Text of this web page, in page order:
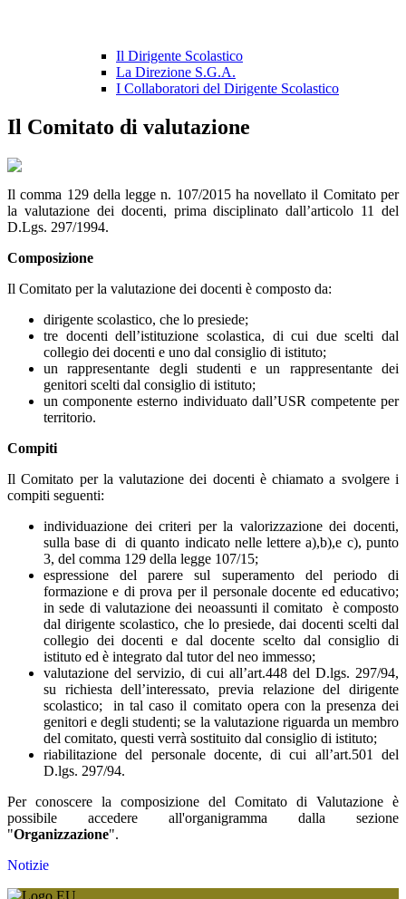
Il Dirigente Scolastico
La Direzione S.G.A.
I Collaboratori del Dirigente Scolastico
Il Comitato di valutazione
Il comma 129 della legge n. 107/2015 ha novellato il Comitato per
la valutazione dei docenti, prima disciplinato dall’articolo 11 del
D.Lgs. 297/1994.
Composizione
Il Comitato per la valutazione dei docenti è composto da:
dirigente scolastico, che lo presiede;
tre docenti dell’istituzione scolastica, di cui due scelti dal
collegio dei docenti e uno dal consiglio di istituto;
un rappresentante degli studenti e un rappresentante dei
genitori scelti dal consiglio di istituto;
un componente esterno individuato dall’USR competente per
territorio.
Compiti
Il Comitato per la valutazione dei docenti è chiamato a svolgere i
compiti seguenti:
individuazione dei criteri per la valorizzazione dei docenti,
sulla base di di quanto indicato nelle lettere a),b),e c), punto
3, del comma 129 della legge 107/15;
espressione del parere sul superamento del periodo di
formazione e di prova per il personale docente ed educativo;
in sede di valutazione dei neoassunti il comitato è composto
dal dirigente scolastico, che lo presiede, dai docenti scelti dal
collegio dei docenti e dal docente scelto dal consiglio di
istituto ed è integrato dal tutor del neo immesso;
valutazione del servizio, di cui all’art.448 del D.lgs. 297/94,
su richiesta dell’interessato, previa relazione del dirigente
scolastico; in tal caso il comitato opera con la presenza dei
genitori e degli studenti; se la valutazione riguarda un membro
del comitato, questi verrà sostituito dal consiglio di istituto;
riabilitazione del personale docente, di cui all’art.501 del
D.lgs. 297/94.
Per conoscere la composizione del Comitato di Valutazione è
possibile accedere all'organigramma dalla sezione
"Organizzazione".
Notizie